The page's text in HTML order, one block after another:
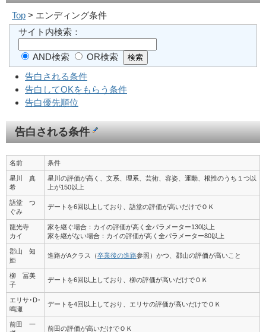
Top > エンディング条件
サイト内検索：
AND検索
OR検索
告白される条件
告白してOKをもらう条件
告白優先順位
告白される条件
名前 条件
星川 真
希
星川の評価が高く、文系、理系、芸術、容姿、運動、根性のうち１つ以
上が150以上
語堂 つ
ぐみ
デートを6回以上しており、語堂の評価が高いだけでＯＫ
龍光寺
カイ
家を継ぐ場合：カイの評価が高く全パラメーター130以上
家を継がない場合：カイの評価が高く全パラメーター80以上
郡山 知
姫
進路がAクラス（卒業後の進路参照）かつ、郡山の評価が高いこと
柳 冨美
子
デートを6回以上しており、柳の評価が高いだけでＯＫ
エリサ･D･
鳴瀬
デートを4回以上しており、エリサの評価が高いだけでＯＫ
前田 一
前田の評価が高いだけでＯＫ